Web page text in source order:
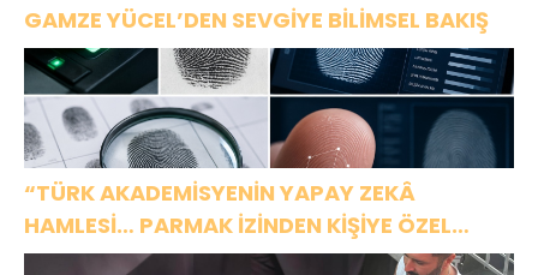
GAMZE YÜCEL’DEN SEVGİYE BİLİMSEL BAKIŞ
“TÜRK AKADEMİSYENİN YAPAY ZEKÂ
HAMLESİ… PARMAK İZİNDEN KİŞİYE ÖZEL
ANALİZ”